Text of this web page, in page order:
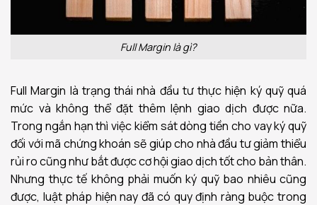
Full Margin là gì?
Full Margin là trạng thái nhà đầu tư thực hiện ký quỹ quá
mức và không thể đặt thêm lệnh giao dịch được nữa.
Trong ngắn hạn thì việc kiểm sát dòng tiền cho vay ký quỹ
đối với mã chứng khoán sẽ giúp cho nhà đầu tư giảm thiểu
rủi ro cũng như bắt được cơ hội giao dịch tốt cho bản thân.
Nhưng thực tế không phải muốn ký quỹ bao nhiêu cũng
được, luật pháp hiện nay đã có quy định ràng buộc trong